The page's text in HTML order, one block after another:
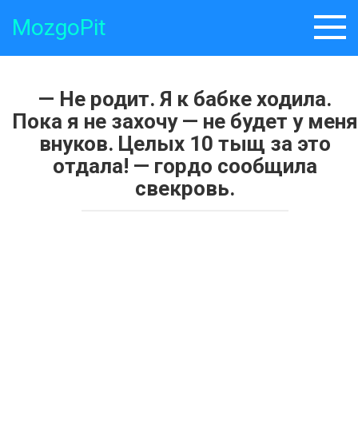
MozgoPit
— Не родит. Я к бабке ходила.
Пока я не захочу — не будет у меня
внуков. Целых 10 тыщ за это
отдала! — гордо сообщила
свекровь.